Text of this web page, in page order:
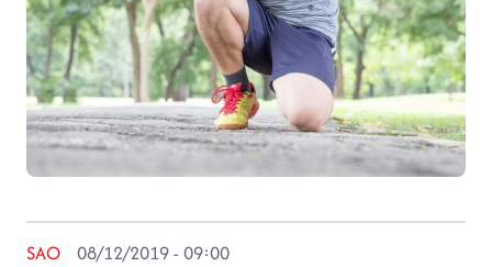
SAO 08/12/2019 - 09:00